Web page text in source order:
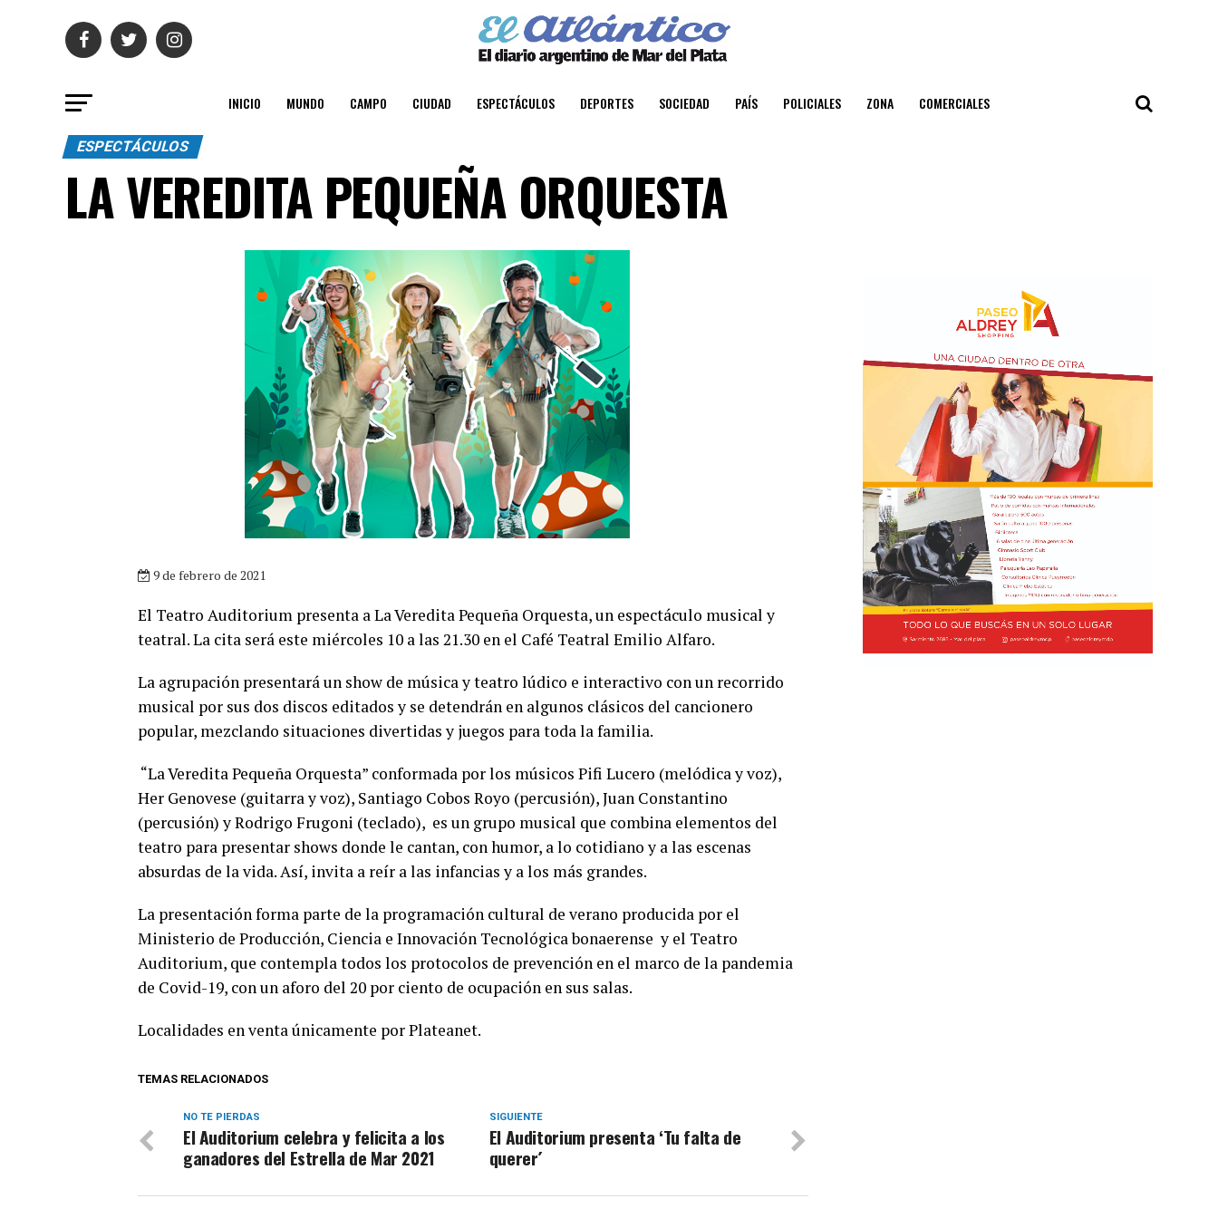
INICIO MUNDO CAMPO CIUDAD ESPECTÁCULOS DEPORTES SOCIEDAD PAÍS POLICIALES ZONA COMERCIALES
ESPECTÁCULOS
LA VEREDITA PEQUEÑA ORQUESTA
9 de febrero de 2021
El Teatro Auditorium presenta a La Veredita Pequeña Orquesta, un espectáculo musical y
teatral. La cita será este miércoles 10 a las 21.30 en el Café Teatral Emilio Alfaro.
La agrupación presentará un show de música y teatro lúdico e interactivo con un recorrido
musical por sus dos discos editados y se detendrán en algunos clásicos del cancionero
popular, mezclando situaciones divertidas y juegos para toda la familia.
“La Veredita Pequeña Orquesta” conformada por los músicos Pifi Lucero (melódica y voz),
Her Genovese (guitarra y voz), Santiago Cobos Royo (percusión), Juan Constantino
(percusión) y Rodrigo Frugoni (teclado), es un grupo musical que combina elementos del
teatro para presentar shows donde le cantan, con humor, a lo cotidiano y a las escenas
absurdas de la vida. Así, invita a reír a las infancias y a los más grandes.
La presentación forma parte de la programación cultural de verano producida por el
Ministerio de Producción, Ciencia e Innovación Tecnológica bonaerense y el Teatro
Auditorium, que contempla todos los protocolos de prevención en el marco de la pandemia
de Covid-19, con un aforo del 20 por ciento de ocupación en sus salas.
Localidades en venta únicamente por Plateanet.
TEMAS RELACIONADOS
SIGUIENTE
El Auditorium presenta ‘Tu falta de
querer´
NO TE PIERDAS
El Auditorium celebra y felicita a los
ganadores del Estrella de Mar 2021